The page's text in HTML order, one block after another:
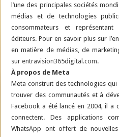
l’une des principales sociétés
médias et de technologies
consommateurs et
éditeurs. Pour en savoir plus sur
en matière de médias, de
surentravision365digital.com.
À propos de Meta
Meta construit des technologies
trouver des communautés et à
Facebook a été lancé en 2004, il a
connectent. Des applications
WhatsApp ont offert de